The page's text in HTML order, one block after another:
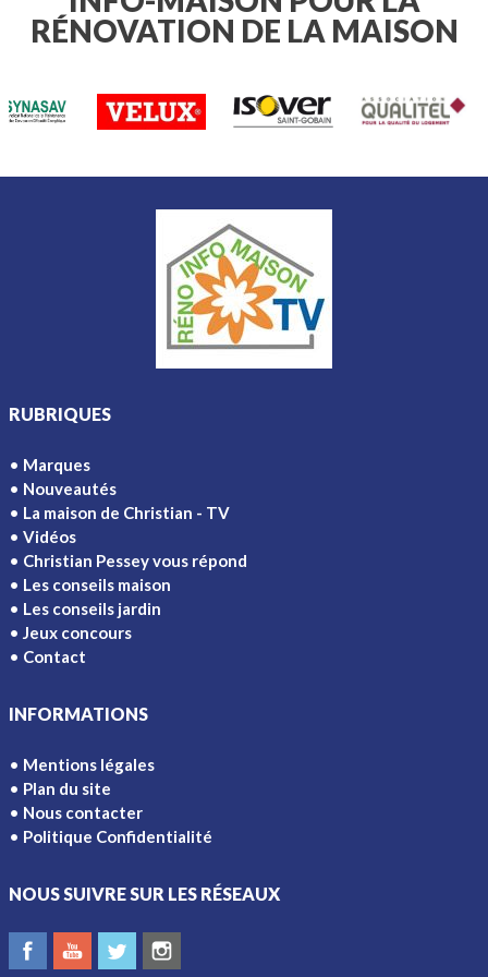
RÉNOVATION DE LA MAISON
RUBRIQUES
Marques
Nouveautés
La maison de Christian - TV
Vidéos
Christian Pessey vous répond
Les conseils maison
Les conseils jardin
Jeux concours
Contact
INFORMATIONS
Mentions légales
Plan du site
Nous contacter
Politique Confidentialité
NOUS SUIVRE SUR LES RÉSEAUX